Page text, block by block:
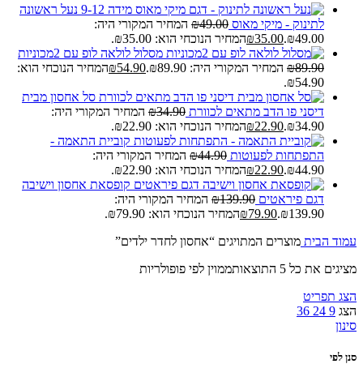
נעל ראשונה
לתינוק - מיקי מאוס
₪49.00
המחיר המקורי היה:
₪49.00.
₪35.00
המחיר הנוכחי הוא: ₪35.00.
מסלול לולאה לופ עם 2מכוניות
₪89.90 המחיר המקורי היה: ₪89.90. ₪54.90
המחיר הנוכחי הוא:
₪54.90.
סל אחסון מבית
דיסני פו הדב מתאים לכוורת
₪34.90
המחיר המקורי היה:
₪34.90.
₪22.90
המחיר הנוכחי הוא: ₪22.90.
קוביית התאמה -
התפתחות לפעוטות
₪44.90
המחיר המקורי היה:
₪44.90.
₪22.90
המחיר הנוכחי הוא: ₪22.90.
קופסאת אחסון וישיבה
דגם פיראטים
₪139.90
המחיר המקורי היה:
₪139.90.
₪79.90
המחיר הנוכחי הוא: ₪79.90.
עמוד הבית מוצרים המתויגים “אחסון לחדר ילדים”
מציגים את כל ⁦5⁩ התוצאות
ממוין לפי פופולריות
הצג תפריט
הצג 9
24
36
סינון
סנן לפי